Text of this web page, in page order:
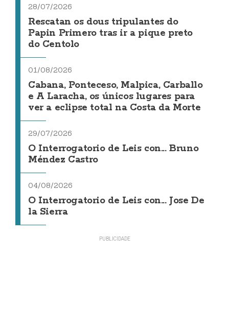
28/07/2026
Rescatan os dous tripulantes do
Papin Primero tras ir a pique preto
do Centolo
01/08/2026
Cabana, Ponteceso, Malpica, Carballo
e A Laracha, os únicos lugares para
ver a eclipse total na Costa da Morte
29/07/2026
O Interrogatorio de Leis con... Bruno
Méndez Castro
04/08/2026
O Interrogatorio de Leis con... Jose De
la Sierra